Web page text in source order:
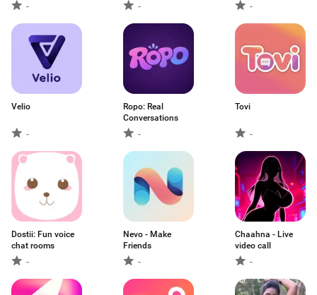
-
-
-
Velio
-
Ropo: Real
Conversations
-
Tovi
-
Dostii: Fun voice
chat rooms
-
Nevo - Make
Friends
-
Chaahna - Live
video call
-